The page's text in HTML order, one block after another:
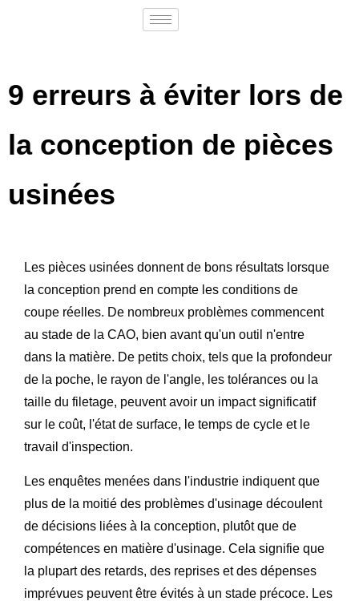
9 erreurs à éviter lors de
la conception de pièces
usinées
Les pièces usinées donnent de bons résultats lorsque
la conception prend en compte les conditions de
coupe réelles. De nombreux problèmes commencent
au stade de la CAO, bien avant qu'un outil n'entre
dans la matière. De petits choix, tels que la profondeur
de la poche, le rayon de l'angle, les tolérances ou la
taille du filetage, peuvent avoir un impact significatif
sur le coût, l'état de surface, le temps de cycle et le
travail d'inspection.
Les enquêtes menées dans l'industrie indiquent que
plus de la moitié des problèmes d'usinage découlent
de décisions liées à la conception, plutôt que de
compétences en matière d'usinage. Cela signifie que
la plupart des retards, des reprises et des dépenses
imprévues peuvent être évités à un stade précoce. Les